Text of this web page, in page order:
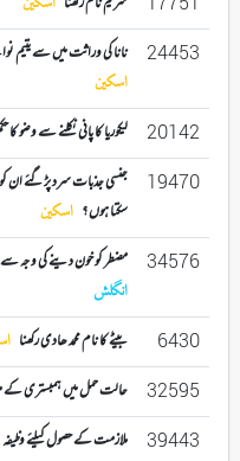
24453 نانا کی وراثت میں سے یتیم
اسکین
20142 لیکوریا کا پانی نکلنے سے وضو کا
19470
جنسی جذبات سرد پڑگئے ان
سکتا ہوں ؟ اسکین
34576 مضطر کو خون دینے کی وجہ سے
انگلش
6430 بیٹے کا نام محمد ھادی رکھنا
32595 حالت حمل میں ہمبستری کے
39443 ملازمت کے حصول کیلئے وظیفہ